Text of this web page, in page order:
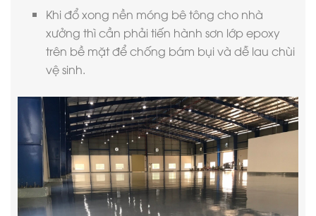
Khi đổ xong nền móng bê tông cho nhà
xưởng thì cần phải tiến hành sơn lớp epoxy
trên bề mặt để chống bám bụi và dễ lau chùi
vệ sinh.